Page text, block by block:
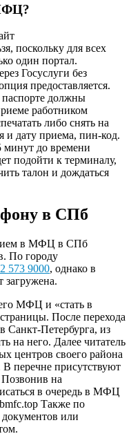
поскольку для всех
один портал.
Госуслуги без
предоставляется.
должны
работником
либо снять на
и дату приема, пин-код.
минут до времени
подойти к терминалу,
талон и дождаться
в СПб
в МФЦ в СПб
По городу
573 9000, однако в
загружена.
МФЦ и «стать в
. После перехода
Санкт-Петербурга, из
на него. Далее читатель
центров своего района
перечне присутствуют
на
в очередь в МФЦ
Также по
или